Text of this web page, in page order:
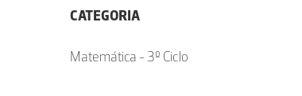
CATEGORIA
Matemática - 3º Ciclo